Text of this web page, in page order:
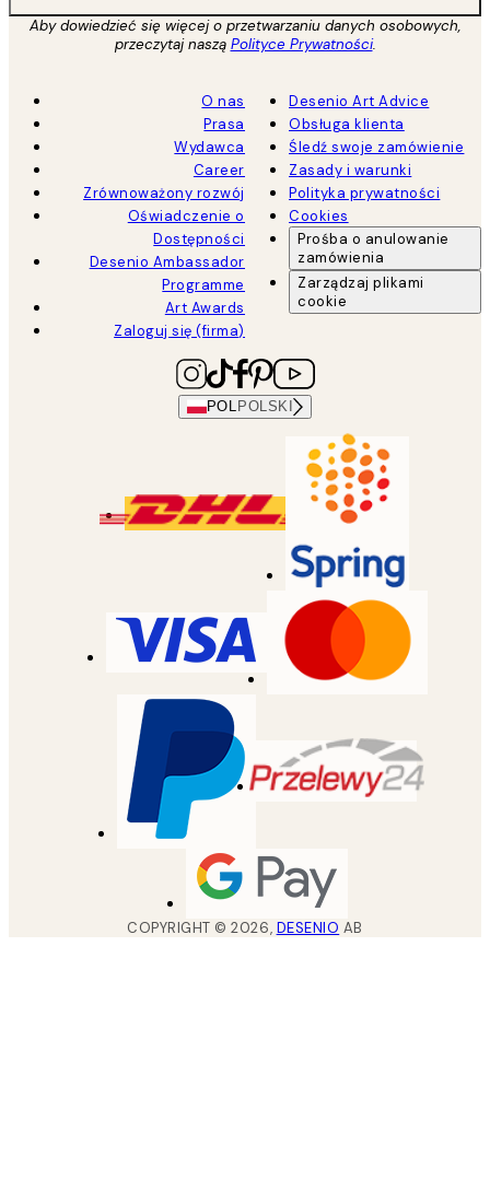
Aby dowiedzieć się więcej o przetwarzaniu danych osobowych,
przeczytaj naszą Polityce Prywatności.
O nas
Prasa
Wydawca
Career
Zrównoważony rozwój
Oświadczenie o
Dostępności
Desenio Ambassador
Programme
Art Awards
Zaloguj się (firma)
Desenio Art Advice
Obsługa klienta
Śledź swoje zamówienie
Zasady i warunki
Polityka prywatności
Cookies
Prośba o anulowanie
zamówienia
Zarządzaj plikami
cookie
POL POLSKI
COPYRIGHT ©2026, DESENIO AB